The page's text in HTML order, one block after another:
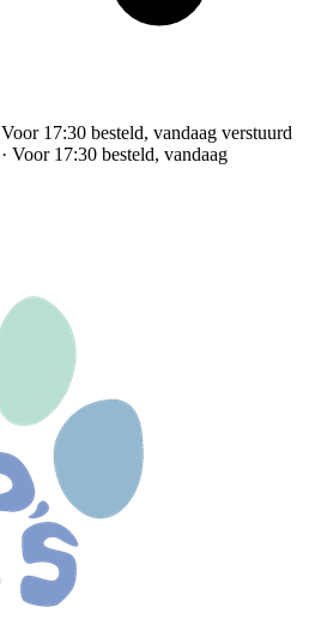
Voor 17:30 besteld, vandaag verstuurd
· Voor 17:30 besteld, vandaag